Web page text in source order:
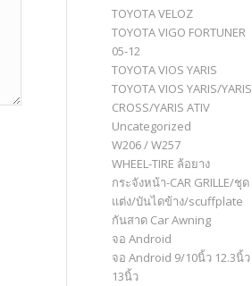
TOYOTA VELOZ
TOYOTA VIGO FORTUNER
05-12
TOYOTA VIOS YARIS
TOYOTA VIOS YARIS/YARIS
CROSS/YARIS ATIV
Uncategorized
W206 / W257
WHEEL-TIRE ล้อยาง
กระจังหน้า-CAR GRILLE/ชุด
แต่ง/บันไดข้าง/scuffplate
กันสาด Car Awning
จอ Android
จอ Android 9/10นิ้ว 12.3นิ้ว
13นิ้ว